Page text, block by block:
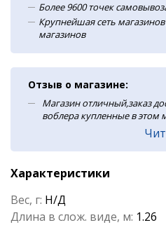
Более 9600 точек
Крупнейшая сеть
магазинов
Отзыв о магазине:
Магазин отличный,заказ
воблера купленные в этом
Характеристики
Вес, г: Н/Д
Длина в слож. виде, м: 1.26